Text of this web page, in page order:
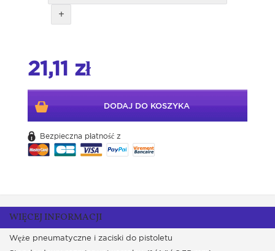
+
21,11 zł
DODAJ DO KOSZYKA
Bezpieczna płatność z
WIĘCEJ INFORMACJI
Węże pneumatyczne i zaciski do pistoletu